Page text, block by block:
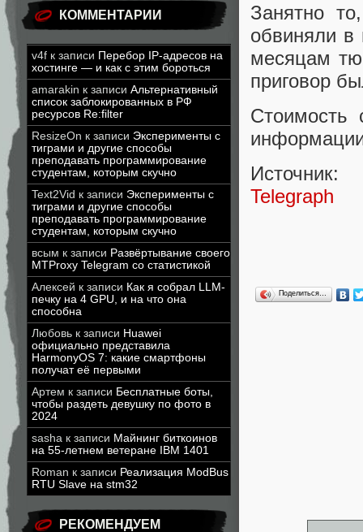
КОММЕНТАРИИ
v4f к записи Перебор IP-адресов на
хостинге — и как с этим бороться
amarakin к записи Альтернативный
список заблокированных в РФ
ресурсов Re:filter
ResizeOn к записи Эксперименты с
тиграми и другие способы
преподавать программирование
студентам, которым скучно
Text2Vid к записи Эксперименты с
тиграми и другие способы
преподавать программирование
студентам, которым скучно
всым к записи Развёртывание своего
MTProxy Telegram со статистикой
Алексей к записи Как я собрал LLM-
печку на 4 GPU, и на что она
способна
Любовь к записи Huawei
официально представила
HarmonyOS 7: какие смартфоны
получат её первыми
Артем к записи Бесплатные боты,
чтобы раздеть девушку по фото в
2024
sasha к записи Майнинг биткоинов
на 55-летнем ветеране IBM 1401
Roman к записи Реализация ModBus
RTU Slave на stm32
РЕКОМЕНДУЕМ
Занятно
обвиняли в
месяцам
приговор
Стоимость
Источник:
Telegraph
Поделиться…